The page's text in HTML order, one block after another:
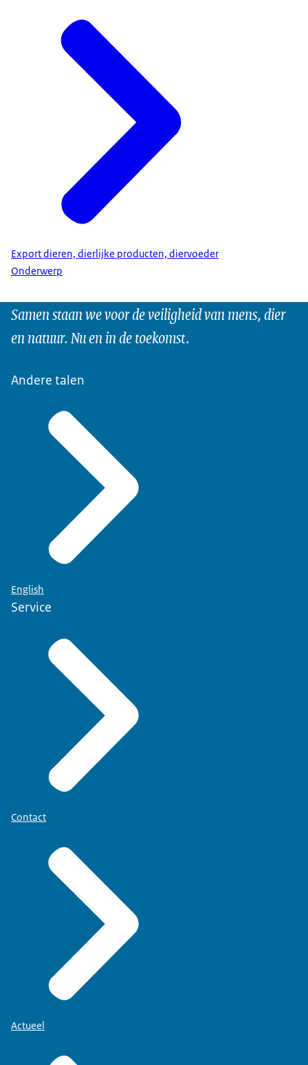
Export dieren, dierlijke producten, diervoeder
Onderwerp
Samen staan we voor de veiligheid van mens, dier
en natuur. Nu en in de toekomst.
Andere talen
English
Service
Contact
Actueel